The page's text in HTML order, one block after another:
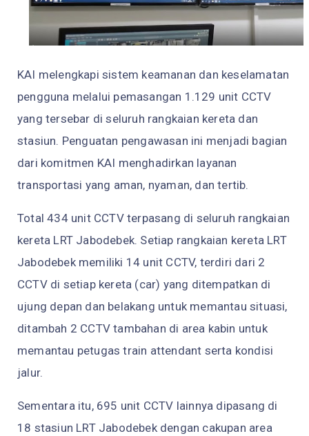
KAI melengkapi sistem keamanan dan keselamatan
pengguna melalui pemasangan 1.129 unit CCTV
yang tersebar di seluruh rangkaian kereta dan
stasiun. Penguatan pengawasan ini menjadi bagian
dari komitmen KAI menghadirkan layanan
transportasi yang aman, nyaman, dan tertib.
Total 434 unit CCTV terpasang di seluruh rangkaian
kereta LRT Jabodebek. Setiap rangkaian kereta LRT
Jabodebek memiliki 14 unit CCTV, terdiri dari 2
CCTV di setiap kereta (car) yang ditempatkan di
ujung depan dan belakang untuk memantau situasi,
ditambah 2 CCTV tambahan di area kabin untuk
memantau petugas train attendant serta kondisi
jalur.
Sementara itu, 695 unit CCTV lainnya dipasang di
18 stasiun LRT Jabodebek dengan cakupan area